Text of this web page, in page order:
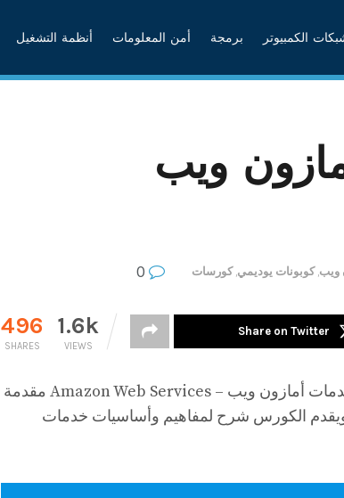
الكمبيوتر برمجة أمن المعلومات أنظمة التشغيل
ويب
ويب ,كوبونات يوديمي ,كورسات
496
SHARES
1.6k
VIEWS
Share on Twitter
كورس اليوم لشرح خدمات أمازون ويب – Amazon Web Services مقدمة
الكورس شرح لمفاهيم وأساسيات خدمات